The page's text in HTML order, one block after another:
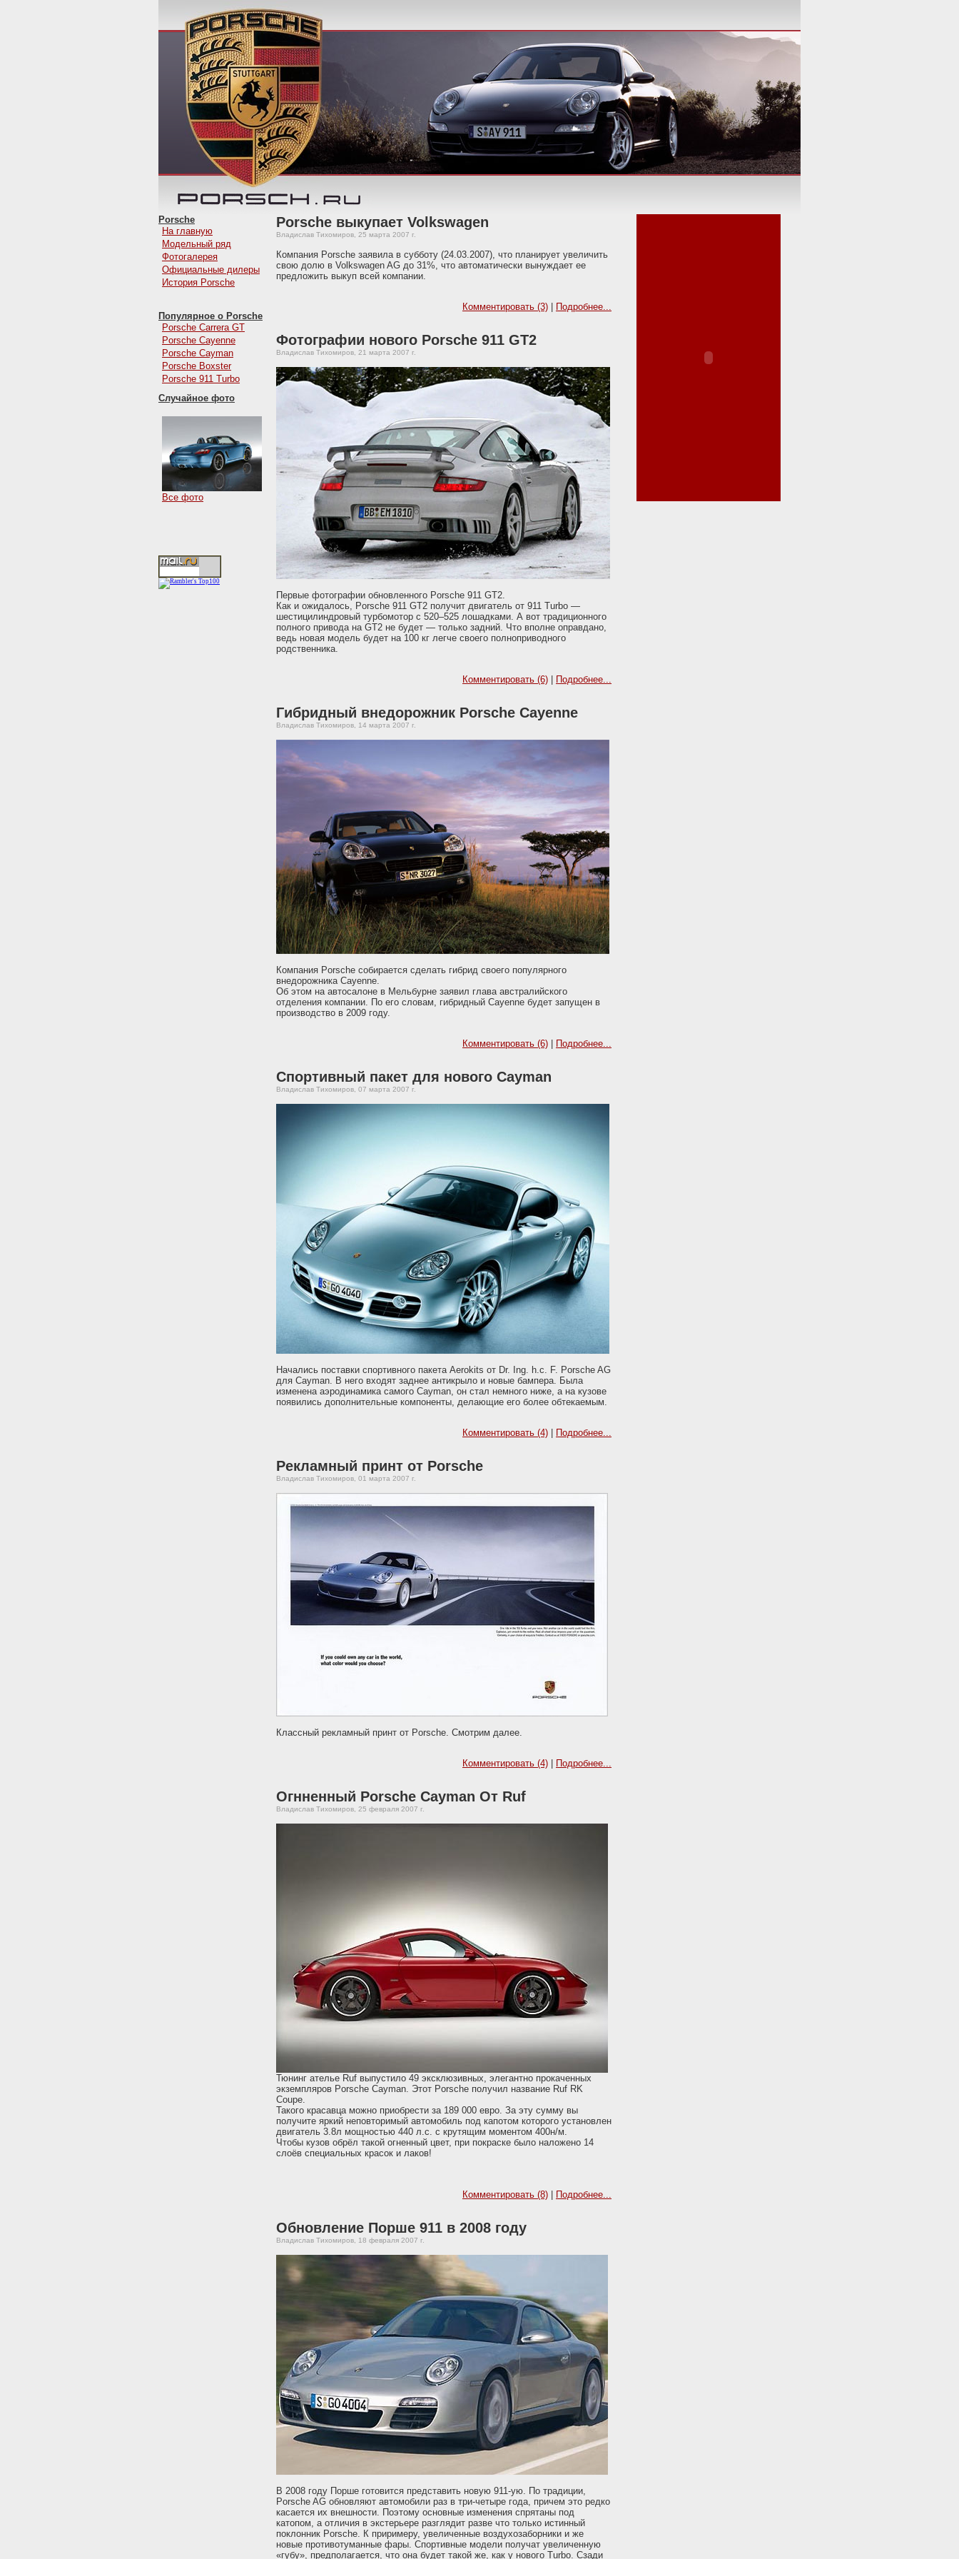
Porsche
На главную
Модельный ряд
Фотогалерея
Официальные дилеры
История Porsche
Популярное о Porsche
Porsche Carrera GT
Porsche Cayenne
Porsche Cayman
Porsche Boxster
Porsche 911 Turbo
Случайное фото
Все фото
Porsche выкупает Volkswagen
Владислав Тихомиров, 25 марта 2007 г.
Компания Porsche заявила в субботу (24.03.2007), что планирует увеличить
свою долю в Volkswagen AG до 31%, что автоматически вынуждает ее
предложить выкуп всей компании.
Комментировать (3) Подробнее...
Фотографии нового Porsche 911 GT2
Владислав Тихомиров, 21 марта 2007 г.
Первые фотографии обновленного Porsche 911 GT2.
Как и ожидалось, Porsche 911 GT2 получит двигатель от 911 Turbo —
шестицилиндровый турбомотор с 520–525 лошадками. А вот традиционного
полного привода на GT2 не будет — только задний. Что вполне оправдано,
ведь новая модель будет на 100 кг легче своего полноприводного
родственника.
Комментировать (6) Подробнее...
Гибридный внедорожник Porsche Cayenne
Владислав Тихомиров, 14 марта 2007 г.
Компания Porsche собирается сделать гибрид своего популярного
внедорожника Cayenne.
Об этом на автосалоне в Мельбурне заявил глава австралийского
отделения компании. По его словам, гибридный Cayenne будет запущен в
производство в 2009 году.
Комментировать (6) Подробнее...
Спортивный пакет для нового Cayman
Владислав Тихомиров, 07 марта 2007 г.
Начались поставки спортивного пакета Aerokits от Dr. Ing. h.c. F. Porsche AG
для Cayman. В него входят заднее антикрыло и новые бампера. Была
изменена аэродинамика самого Cayman, он стал немного ниже, а на кузове
появились дополнительные компоненты, делающие его более обтекаемым.
Комментировать (4) Подробнее...
Рекламный принт от Porsche
Владислав Тихомиров, 01 марта 2007 г.
Классный рекламный принт от Porsche. Смотрим далее.
Комментировать (4) Подробнее...
Огнненный Porsche Cayman От Ruf
Владислав Тихомиров, 25 февраля 2007 г.
Тюнинг ателье Ruf выпустило 49 эксклюзивных, элегантно прокаченных
экземпляров Porsche Cayman. Этот Porsche получил название Ruf RK
Coupe.
Такого красавца можно приобрести за 189 000 евро. За эту сумму вы
получите яркий неповторимый автомобиль под капотом которого установлен
двигатель 3.8л мощностью 440 л.с. с крутящим моментом 400н/м.
Чтобы кузов обрёл такой огненный цвет, при покраске было наложено 14
слоёв специальных красок и лаков!
Комментировать (8) Подробнее...
Обновление Порше 911 в 2008 году
Владислав Тихомиров, 18 февраля 2007 г.
В 2008 году Порше готовится представить новую 911-ую. По традиции,
Porsche AG обновляют автомобили раз в три-четыре года, причем это редко
касается их внешности. Поэтому основные изменения спрятаны под
катопом, а отличия в экстерьере разглядит разве что только истинный
поклонник Porsche. К приримеру, увеличенные воздухозаборники и же
новые противотуманные фары. Спортивные модели получат увеличенную
«губу», предполагается, что она будет такой же, как у нового Turbo. Сзади